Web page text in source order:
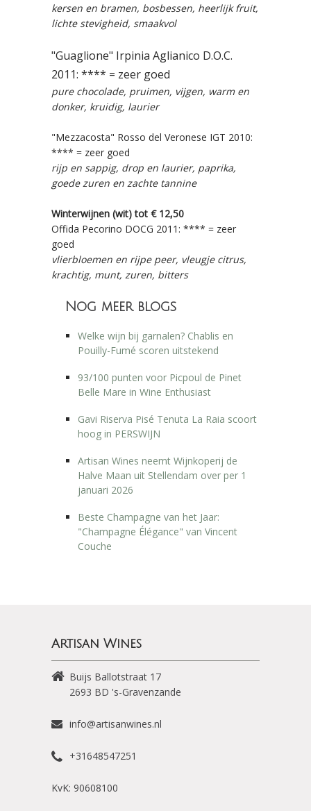
kersen en bramen, bosbessen, heerlijk fruit,
lichte stevigheid, smaakvol
"Guaglione" Irpinia Aglianico D.O.C.
2011: **** = zeer goed
pure chocolade, pruimen, vijgen, warm en
donker, kruidig, laurier
"Mezzacosta" Rosso del Veronese IGT 2010:
**** = zeer goed
rijp en sappig, drop en laurier, paprika,
goede zuren en zachte tannine
Winterwijnen (wit) tot € 12,50
Offida Pecorino DOCG 2011: **** = zeer
goed
vlierbloemen en rijpe peer, vleugje citrus,
krachtig, munt, zuren, bitters
Nog meer blogs
Welke wijn bij garnalen? Chablis en
Pouilly-Fumé scoren uitstekend
93/100 punten voor Picpoul de Pinet
Belle Mare in Wine Enthusiast
Gavi Riserva Pisé Tenuta La Raia scoort
hoog in PERSWIJN
Artisan Wines neemt Wijnkoperij de
Halve Maan uit Stellendam over per 1
januari 2026
Beste Champagne van het Jaar:
"Champagne Élégance" van Vincent
Couche
Artisan Wines
Buijs Ballotstraat 17
2693 BD 's-Gravenzande
info@artisanwines.nl
+31648547251
KvK: 90608100